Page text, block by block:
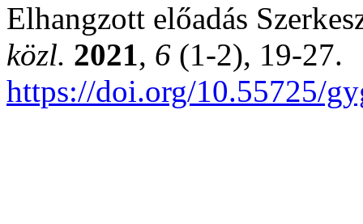
Elhangzott előadás
közl. 2021, 6 (1-2), 19-27.
https://doi.org/10.55725/